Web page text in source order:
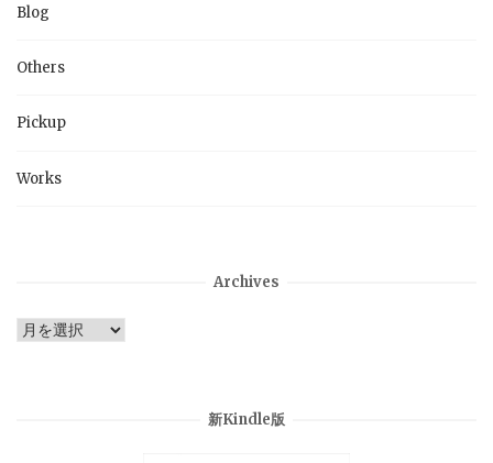
Blog
Others
Pickup
Works
Archives
Archives
新Kindle版